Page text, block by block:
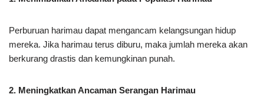
Perburuan harimau dapat mengancam kelangsungan hidup
mereka. Jika harimau terus diburu, maka jumlah mereka akan
berkurang drastis dan kemungkinan punah.
2. Meningkatkan Ancaman Serangan Harimau